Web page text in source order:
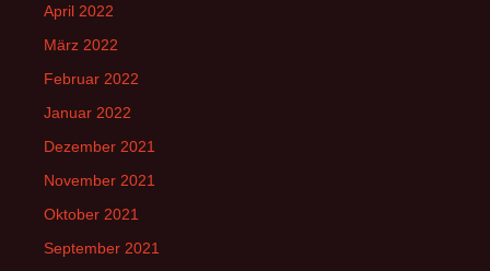
April 2022
März 2022
Februar 2022
Januar 2022
Dezember 2021
November 2021
Oktober 2021
September 2021